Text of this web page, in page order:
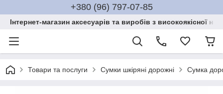
+380 (96) 797-07-85
Інтернет-магазин аксесуарів та виробів з високоякісної
Товари та послуги Сумки шкіряні дорожні Сумка